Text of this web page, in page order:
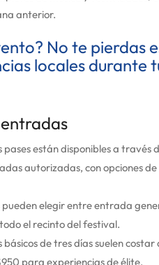
anterior.
No te pierdas
locales durante
pases están disponibles a través
autorizadas, con opciones
pueden elegir entre entrada
el recinto del festival.
básicos de tres días suelen
para experiencias de élite.